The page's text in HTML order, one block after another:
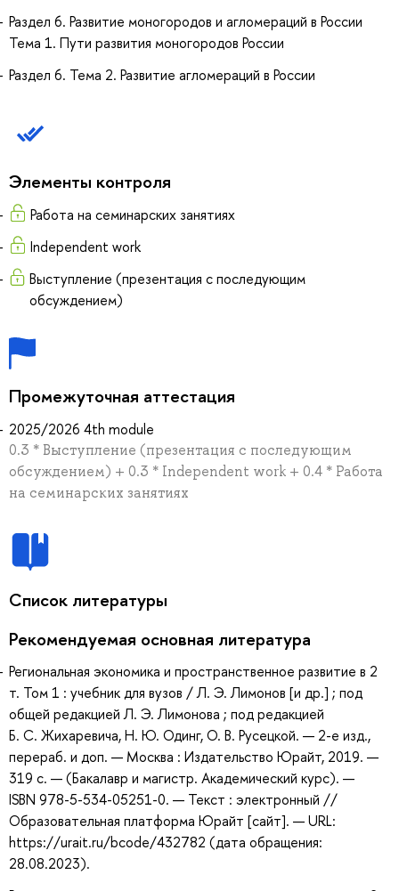
Раздел 6. Развитие моногородов и агломераций в России
Тема 1. Пути развития моногородов России
Раздел 6. Тема 2. Развитие агломераций в России
Элементы контроля
Работа на семинарских занятиях
Independent work
Выступление (презентация с последующим
обсуждением)
Промежуточная аттестация
2025/2026 4th module
0.3 * Выступление (презентация с последующим
обсуждением) + 0.3 * Independent work + 0.4 * Работа
на семинарских занятиях
Список литературы
Рекомендуемая основная литература
Региональная экономика и пространственное развитие в 2
т. Том 1 : учебник для вузов / Л. Э. Лимонов [и др.] ; под
общей редакцией Л. Э. Лимонова ; под редакцией
Б. С. Жихаревича, Н. Ю. Одинг, О. В. Русецкой. — 2-е изд.,
перераб. и доп. — Москва : Издательство Юрайт, 2019. —
319 с. — (Бакалавр и магистр. Академический курс). —
ISBN 978-5-534-05251-0. — Текст : электронный //
Образовательная платформа Юрайт [сайт]. — URL:
https://urait.ru/bcode/432782 (дата обращения:
28.08.2023).